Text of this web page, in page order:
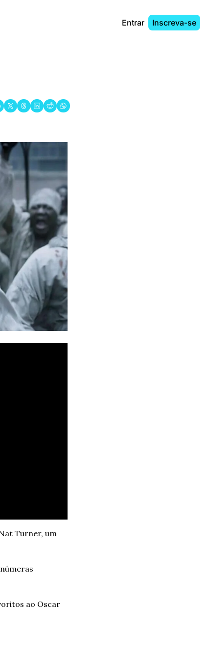
Entrar Inscreva-se
Turner, um
ao Oscar